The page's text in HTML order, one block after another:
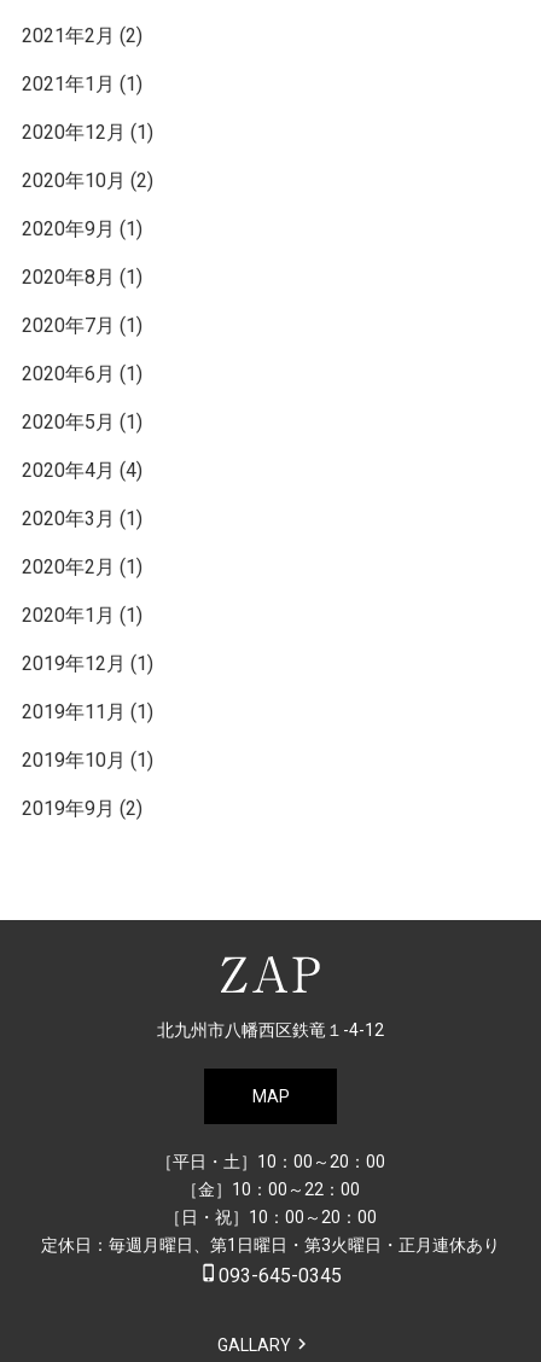
2021年2月 (2)
2021年1月 (1)
2020年12月 (1)
2020年10月 (2)
2020年9月 (1)
2020年8月 (1)
2020年7月 (1)
2020年6月 (1)
2020年5月 (1)
2020年4月 (4)
2020年3月 (1)
2020年2月 (1)
2020年1月 (1)
2019年12月 (1)
2019年11月 (1)
2019年10月 (1)
2019年9月 (2)
北九州市八幡西区鉄竜１-4-12
MAP
［平日・土］10：00～20：00
［金］10：00～22：00
［日・祝］10：00～20：00
定休日：毎週月曜日、第1日曜日・第3火曜日・正月連休あり
phone_iphone 093-645-0345
GALLARY